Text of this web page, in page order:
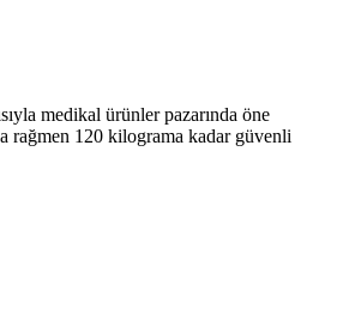
medikal ürünler pazarında öne
rağmen 120 kilograma kadar güvenli